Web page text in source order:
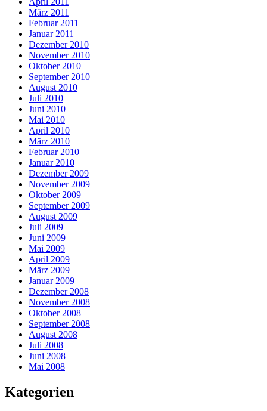
März 2011
Februar 2011
Januar 2011
Dezember 2010
November 2010
Oktober 2010
September 2010
August 2010
Juli 2010
Juni 2010
Mai 2010
April 2010
März 2010
Februar 2010
Januar 2010
Dezember 2009
November 2009
Oktober 2009
September 2009
August 2009
Juli 2009
Juni 2009
Mai 2009
April 2009
März 2009
Januar 2009
Dezember 2008
November 2008
Oktober 2008
September 2008
August 2008
Juli 2008
Juni 2008
Mai 2008
Kategorien